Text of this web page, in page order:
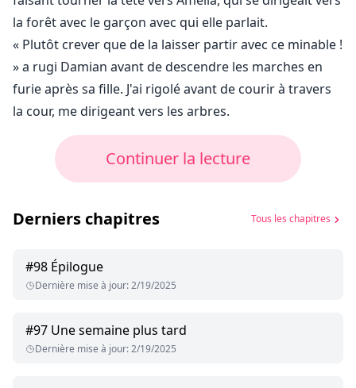
la forêt avec le garçon avec qui elle parlait.
« Plutôt crever que de la laisser partir avec ce minable !
» a rugi Damian avant de descendre les marches en
furie après sa fille. J'ai rigolé avant de courir à travers
la cour, me dirigeant vers les arbres.
Continuer la lecture
Derniers chapitres Tous les chapitres
#98 Épilogue
Dernière mise à jour:2/19/2025
#97 Une semaine plus tard
Dernière mise à jour:2/19/2025